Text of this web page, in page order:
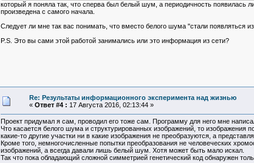
который я поняла так, что сперва был белый шум, а периодичность появилась
произведена с самого начала.
Следует ли мне так вас понимать, что вместо белого шума "стали появляться
P.S. Это вы сами этой работой занимались или это информация из сети?
Re: Результаты информационного эксперимента над жизнью
« Ответ #4 : 17 Августа 2016, 02:13:44 »
Проект придумал я сам, проводил его тоже сам. Программу для него мне
Что касается белого шума и структурированных изображений, то
какие-то другие участки ни в какие изображения не преобразуются, а
Кроме того, немногочисленные попытки преобразования не человеческих
изображений, а всегда давали лишь белый шум. Хотя может быть мало искал.
Так что пока обладающий сложной симметрией генетический код обнаружен